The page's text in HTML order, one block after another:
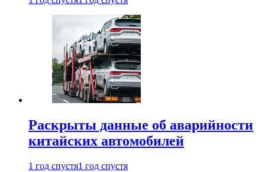
Раскрыты данные об аварийности
китайских автомобилей
1 год спустя1 год спустя